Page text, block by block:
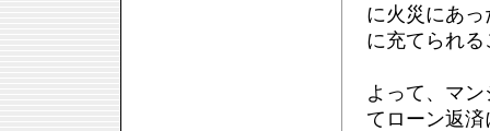
に火災にあ
に充てられ
よって、マ
てローン返